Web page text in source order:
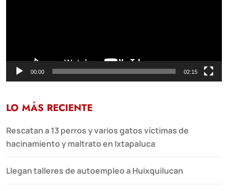
00:00 02:15
LO MÁS RECIENTE
Rescatan a 13 perros y varios gatos víctimas de
hacinamiento y maltrato en Ixtapaluca
Llegan talleres de autoempleo a Huixquilucan